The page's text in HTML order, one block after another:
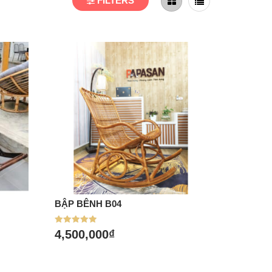
Mua hàng
BẬP BÊNH B04
Được xếp
hạng
4,500,000₫